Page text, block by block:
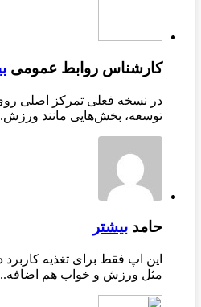
کارشناس روابط عمومی
در نسخه فعلی تمرکز اصلی
توسعه، بخش‌هایی مانند
حامد بیشتر
این اپ فقط برای تغذیه
مثل ورزش و خواب هم